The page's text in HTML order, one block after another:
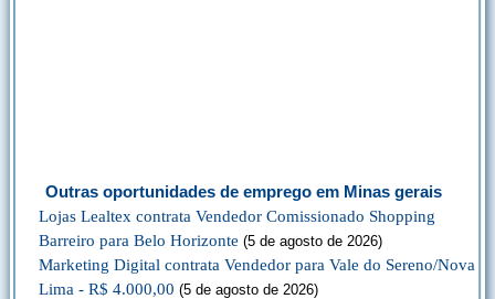
Outras oportunidades de emprego em Minas gerais
Lojas Lealtex contrata Vendedor Comissionado Shopping
Barreiro para Belo Horizonte (5 de agosto de 2026)
Marketing Digital contrata Vendedor para Vale do Sereno/Nova
Lima - R$ 4.000,00 (5 de agosto de 2026)